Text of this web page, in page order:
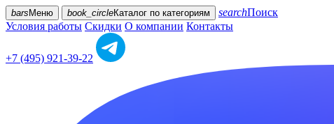
bars Меню book_circleКаталог по категориям searchПоиск
Условия работы Скидки О компании Контакты
+7 (495) 921-39-22